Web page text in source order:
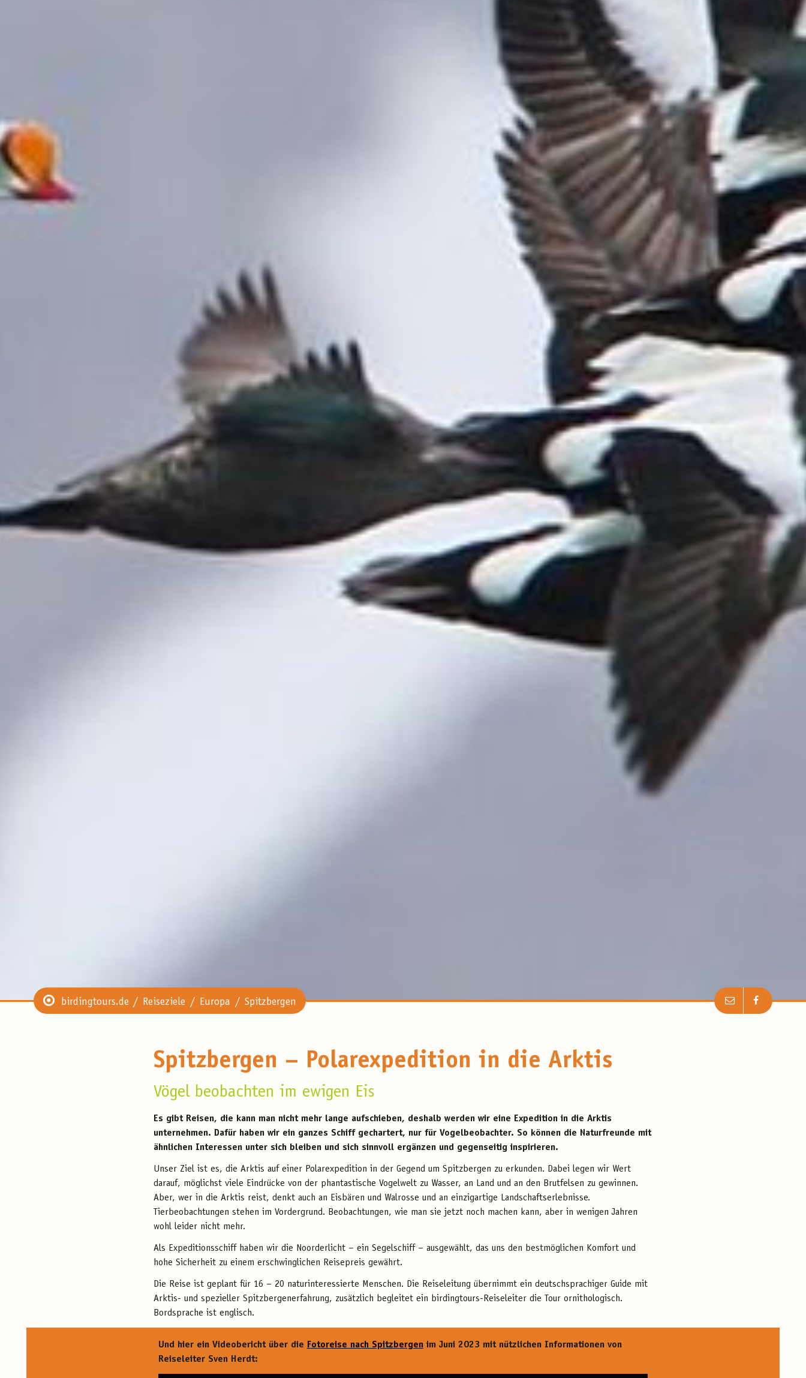
birdingtours.de Reiseziele Europa Spitzbergen
Spitzbergen – Polarexpedition in die Arktis
Vögel beobachten im ewigen Eis
Es gibt Reisen, die kann man nicht mehr lange aufschieben, deshalb werden wir eine Expedition in die Arktis
unternehmen. Dafür haben wir ein ganzes Schiff gechartert, nur für Vogelbeobachter. So können die Naturfreunde mit
ähnlichen Interessen unter sich bleiben und sich sinnvoll ergänzen und gegenseitig inspirieren.
Unser Ziel ist es, die Arktis auf einer Polarexpedition in der Gegend um Spitzbergen zu erkunden. Dabei legen wir Wert
darauf, möglichst viele Eindrücke von der phantastische Vogelwelt zu Wasser, an Land und an den Brutfelsen zu gewinnen.
Aber, wer in die Arktis reist, denkt auch an Eisbären und Walrosse und an einzigartige Landschaftserlebnisse.
Tierbeobachtungen stehen im Vordergrund. Beobachtungen, wie man sie jetzt noch machen kann, aber in wenigen Jahren
wohl leider nicht mehr.
Als Expeditionsschiff haben wir die Noorderlicht – ein Segelschiff – ausgewählt, das uns den bestmöglichen Komfort und
hohe Sicherheit zu einem erschwinglichen Reisepreis gewährt.
Die Reise ist geplant für 16 – 20 naturinteressierte Menschen. Die Reiseleitung übernimmt ein deutschsprachiger Guide mit
Arktis- und spezieller Spitzbergenerfahrung, zusätzlich begleitet ein birdingtours-Reiseleiter die Tour ornithologisch.
Bordsprache ist englisch.
Und hier ein Videobericht über die Fotoreise nach Spitzbergenim Juni 2023 mit nützlichen Informationen von
Reiseleiter Sven Herdt: